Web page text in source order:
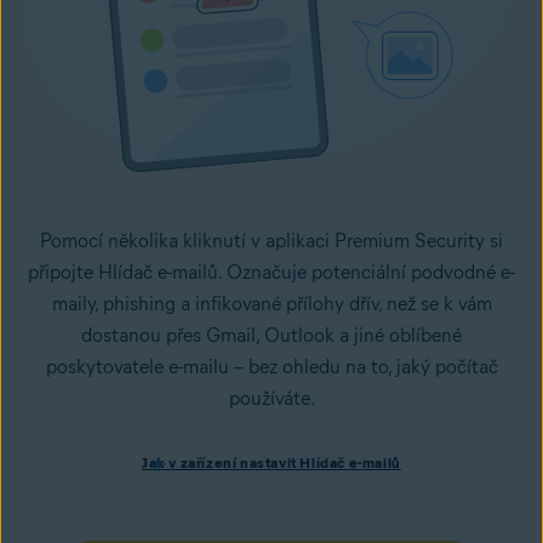
Pomocí několika kliknutí v aplikaci Premium Security si
připojte Hlídač e-mailů. Označuje potenciální podvodné e-
maily, phishing a infikované přílohy dřív, než se k vám
dostanou přes Gmail, Outlook a jiné oblíbené
poskytovatele e-mailu – bez ohledu na to, jaký počítač
používáte.
Nainstalujte si aplikaci Avast One s Premium Security
Jak v zařízení nastavit Hlídač e-mailů